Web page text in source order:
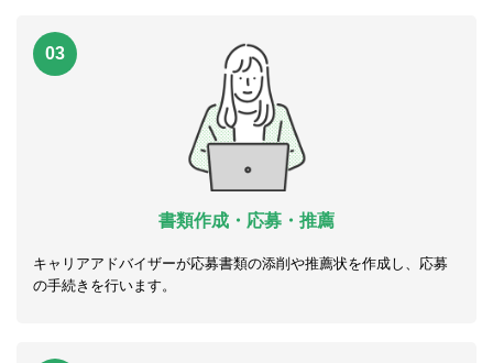
03
書類作成・応募・推薦
キャリアアドバイザーが応募書類の添削や推薦状を作成し、応募
の手続きを行います。